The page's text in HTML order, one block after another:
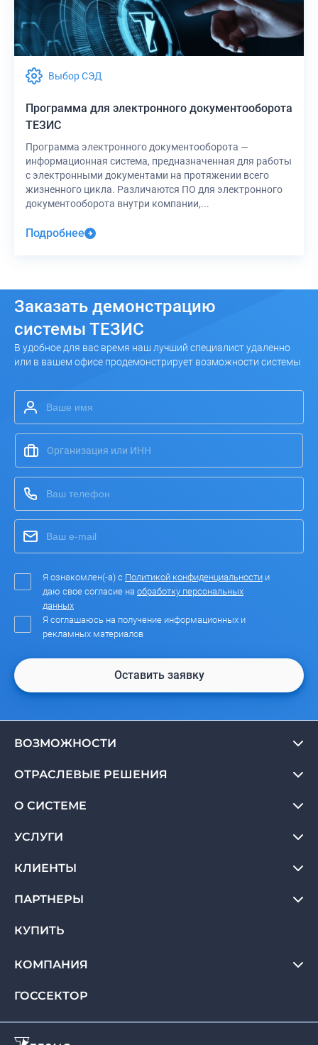
Выбор СЭД
Программа для электронного документооборота
ТЕЗИС
Программа электронного документооборота —
информационная система, предназначенная для работы
с электронными документами на протяжении всего
жизненного цикла. Различаются ПО для электронного
документооборота внутри компании,...
Подробнее
Заказать демонстрацию
системы ТЕЗИС
В удобное для вас время наш лучший специалист удаленно
или в вашем офисе продемонстрирует возможности системы
Я ознакомлен(-а) с Политикой конфиденциальности и
даю свое согласие на обработку персональных
данных
Я соглашаюсь на получение информационных и
рекламных материалов
Оставить заявку
ВОЗМОЖНОСТИ
ОТРАСЛЕВЫЕ РЕШЕНИЯ
О СИСТЕМЕ
УСЛУГИ
КЛИЕНТЫ
ПАРТНЕРЫ
КУПИТЬ
КОМПАНИЯ
ГОССЕКТОР